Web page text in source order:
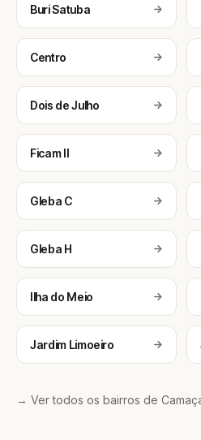
Buri Satuba
Centro
Dois de Julho
Ficam II
Gleba C
Gleba H
Ilha do Meio
Jardim Limoeiro
→ Ver todos os bairros de